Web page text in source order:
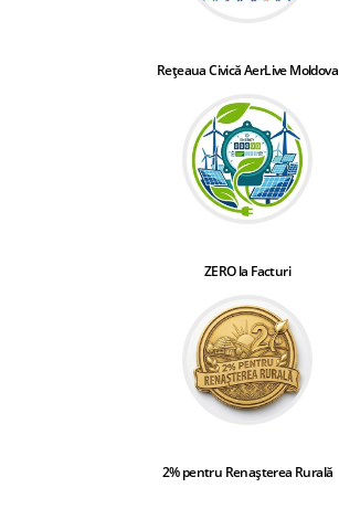
Rețeaua Civică AerLive Moldova
ZERO la Facturi
2% pentru Renașterea Rurală